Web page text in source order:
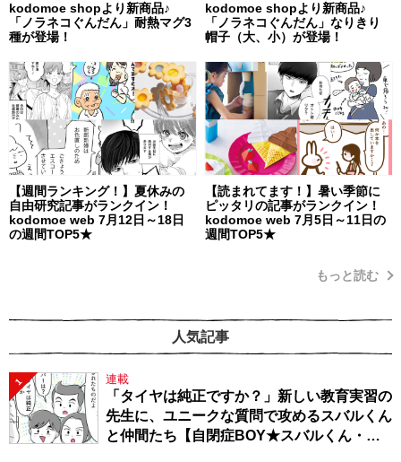
kodomoe shopより新商品♪
「ノラネコぐんだん」耐熱マグ3
種が登場！
kodomoe shopより新商品♪
「ノラネコぐんだん」なりきり
帽子（大、小）が登場！
【週間ランキング！】夏休みの
自由研究記事がランクイン！
kodomoe web 7月12日～18日
の週間TOP5★
【読まれてます！】暑い季節に
ピッタリの記事がランクイン！
kodomoe web 7月5日～11日の
週間TOP5★
もっと読む
人気記事
1 連載
「タイヤは純正ですか？」新しい教育実習の
先生に、ユニークな質問で攻めるスバルくん
と仲間たち【自閉症BOY★スバルくん・